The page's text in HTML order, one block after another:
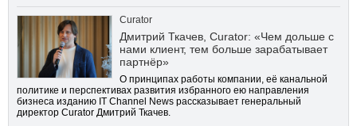
Curator
Дмитрий Ткачев, Curator: «Чем дольше с
нами клиент, тем больше зарабатывает
партнёр»
О принципах работы компании, её канальной
политике и перспективах развития избранного ею направления
бизнеса изданию IT Channel News рассказывает генеральный
директор Curator Дмитрий Ткачев.